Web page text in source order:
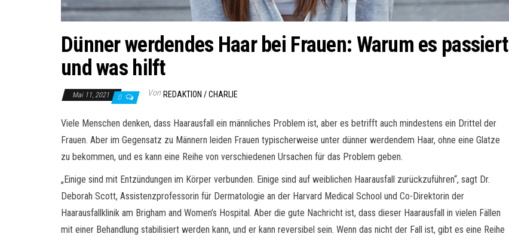
Dünner werdendes Haar bei Frauen: Warum es passiert
und was hilft
Mai 11, 2021 0 Von REDAKTION / CHARLIE
Viele Menschen denken, dass Haarausfall ein männliches Problem ist, aber es betrifft auch mindestens ein Drittel der
Frauen. Aber im Gegensatz zu Männern leiden Frauen typischerweise unter dünner werdendem Haar, ohne eine Glatze
zu bekommen, und es kann eine Reihe von verschiedenen Ursachen für das Problem geben.
„Einige sind mit Entzündungen im Körper verbunden. Einige sind auf weiblichen Haarausfall zurückzuführen“, sagt Dr.
Deborah Scott, Assistenzprofessorin für Dermatologie an der Harvard Medical School und Co-Direktorin der
Haarausfallklinik am Brigham and Women’s Hospital. Aber die gute Nachricht ist, dass dieser Haarausfall in vielen Fällen
mit einer Behandlung stabilisiert werden kann, und er kann reversibel sein. Wenn das nicht der Fall ist, gibt es eine Reihe